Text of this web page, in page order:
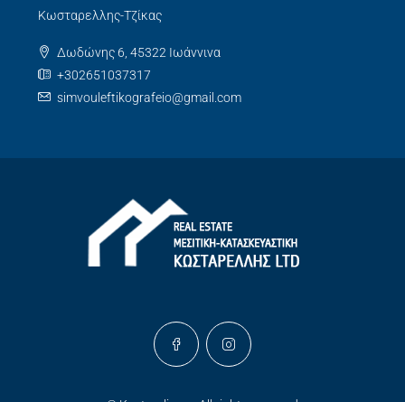
Κωσταρελλης-Τζίκας
Δωδώνης 6, 45322 Ιωάννινα
+302651037317
simvouleftikografeio@gmail.com